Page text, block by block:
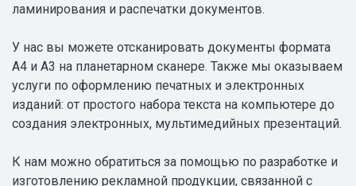
ламинирования и распечатки документов.
У нас вы можете отсканировать документы формата
А4 и А3 на планетарном сканере. Также мы оказываем
услуги по оформлению печатных и электронных
изданий: от простого набора текста на компьютере до
создания электронных, мультимедийных презентаций.
К нам можно обратиться за помощью по разработке и
изготовлению рекламной продукции, связанной с